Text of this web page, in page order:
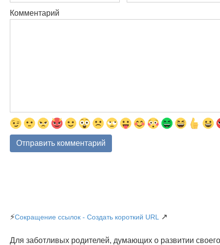
Комментарий
⚡Сокращение ссылок - Создать короткий URL ↗
Для заботливых родителей, думающих о развитии